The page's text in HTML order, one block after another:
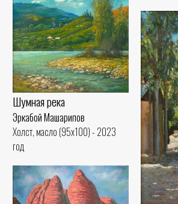
Шумная река
Эркабой Машарипов
Холст, масло (95x100) - 2023
год